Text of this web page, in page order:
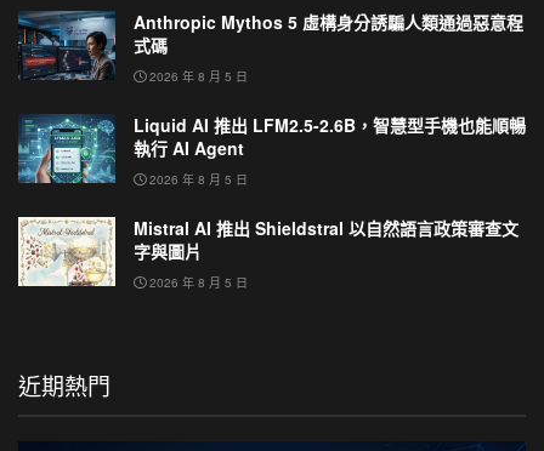
Anthropic Mythos 5 虛構身分誘騙人類通過惡意程
式碼
2026 年 8 月 5 日
Liquid AI 推出 LFM2.5-2.6B，智慧型手機也能順暢
執行 AI Agent
2026 年 8 月 5 日
Mistral AI 推出 Shieldstral 以自然語言政策審查文
字與圖片
2026 年 8 月 5 日
近期熱門